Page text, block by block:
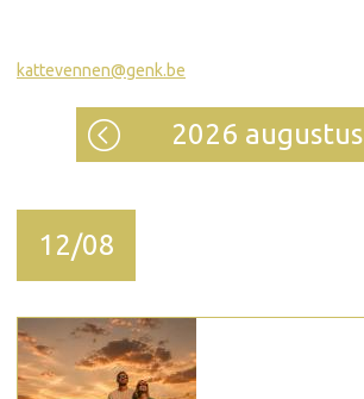
kattevennen@genk.be
2026 augustus
12/08